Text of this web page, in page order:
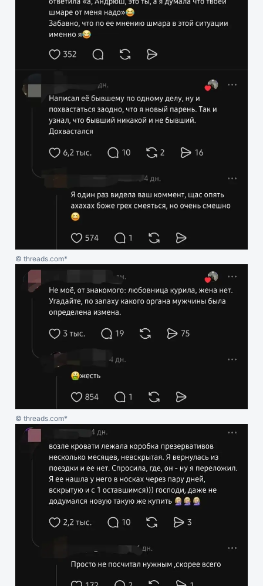
© threads.com*
© threads.com*